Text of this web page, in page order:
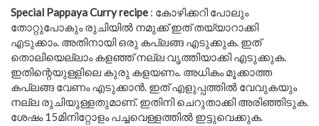
Special Pappaya Curry recipe : കോഴിക്കറി പോലും
തോറ്റുപോകും രുചിയിൽ നമുക്ക് ഇത് തയ്യാറാക്കി
എടുക്കാം. അതിനായി ഒരു കപ്ലങ്ങ എടുക്കുക. ഇത്
തൊലിയെല്ലാം കളഞ്ഞ് നല്ല വൃത്തിയാക്കി എടുക്കുക.
ഇതിന്റെയുള്ളിലെ കുരു കളയണം. അധികം മൂക്കാത്ത
കപ്ലങ്ങ വേണം എടുക്കാൻ. ഇത് എളുപ്പത്തിൽ വേവുകയും
നല്ല രുചിയുള്ളതുമാണ്. ഇതിനി ചെറുതാക്കി അരിഞ്ഞിടുക.
ശേഷം 15മിനിറ്റോളം പച്ചവെള്ളത്തിൽ ഇട്ടുവെക്കുക.